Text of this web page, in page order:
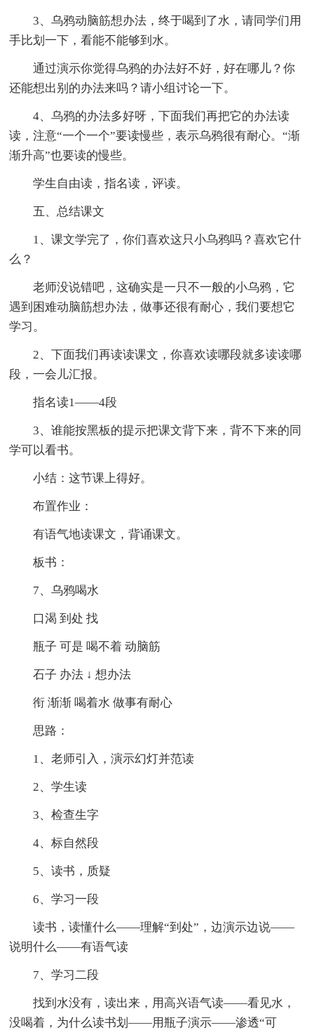
3、乌鸦动脑筋想办法，终于喝到了水，请同学们用
手比划一下，看能不能够到水。
通过演示你觉得乌鸦的办法好不好，好在哪儿？你
还能想出别的办法来吗？请小组讨论一下。
4、乌鸦的办法多好呀，下面我们再把它的办法读
读，注意“一个一个”要读慢些，表示乌鸦很有耐心。“渐
渐升高”也要读的慢些。
学生自由读，指名读，评读。
五、总结课文
1、课文学完了，你们喜欢这只小乌鸦吗？喜欢它什
么？
老师没说错吧，这确实是一只不一般的小乌鸦，它
遇到困难动脑筋想办法，做事还很有耐心，我们要想它
学习。
2、下面我们再读读课文，你喜欢读哪段就多读读哪
段，一会儿汇报。
指名读1——4段
3、谁能按黑板的提示把课文背下来，背不下来的同
学可以看书。
小结：这节课上得好。
布置作业：
有语气地读课文，背诵课文。
板书：
7、乌鸦喝水
口渴 到处 找
瓶子 可是 喝不着 动脑筋
石子 办法 ↓ 想办法
衔 渐渐 喝着水 做事有耐心
思路：
1、老师引入，演示幻灯并范读
2、学生读
3、检查生字
4、标自然段
5、读书，质疑
6、学习一段
读书，读懂什么——理解“到处”，边演示边说——
说明什么——有语气读
7、学习二段
找到水没有，读出来，用高兴语气读——看见水，
没喝着，为什么读书划——用瓶子演示——渗透“可